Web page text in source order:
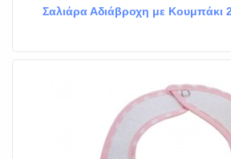
Σαλιάρα Αδιάβροχη με Κουμπάκι